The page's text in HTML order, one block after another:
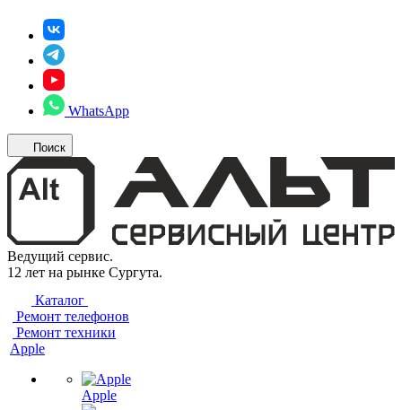
WhatsApp
Поиск
Ведущий сервис.
12 лет на рынке Сургута.
Каталог
Ремонт телефонов
Ремонт техники
Apple
Apple